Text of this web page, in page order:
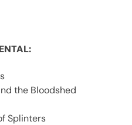
the Bloodshed
Splinters